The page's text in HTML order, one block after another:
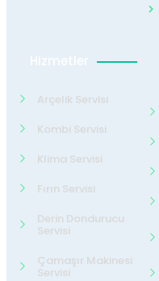
Hizmetler
Arçelik Servisi
Kombi Servisi
Klima Servisi
Fırın Servisi
Derin Dondurucu
Servisi
Çamaşır Makinesi
Servisi